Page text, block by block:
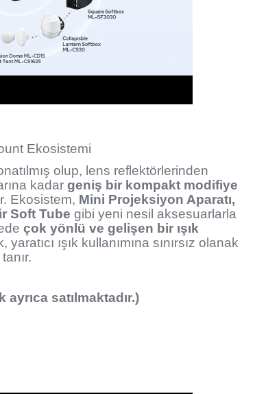
Ekosistemi
olup, lens reflektörlerinden
kadar geniş bir kompakt modifiye
Ekosistem, Mini Projeksiyon Aparatı,
Soft Tube gibi yeni nesil aksesuarlarla
çok yönlü ve gelişen bir ışık
yaratıcı ışık kullanımına sınırsız olanak
tanır.
satılmaktadır.)